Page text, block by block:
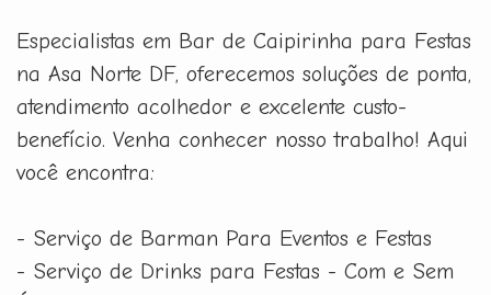
Especialistas em Bar de Caipirinha para Festas
na Asa Norte DF, oferecemos soluções de ponta,
atendimento acolhedor e excelente custo-
benefício. Venha conhecer nosso trabalho! Aqui
você encontra:
- Serviço de Barman Para Eventos e Festas
- Serviço de Drinks para Festas - Com e Sem